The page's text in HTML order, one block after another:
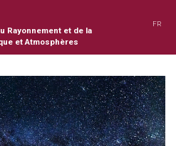
Rayonnement et de la
et Atmosphères
FR